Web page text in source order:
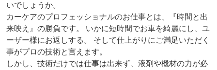
いでしょうか。
カーケアのプロフェッショナルのお仕事とは、『時間と出
来映え』の勝負です。 いかに短時間でお車を綺麗にし、ユ
ーザー様にお返しする。 そして仕上がりにご満足いただく
事がプロの技術と言えます。
しかし、技術だけでは仕事は出来ず、液剤や機材の力が必